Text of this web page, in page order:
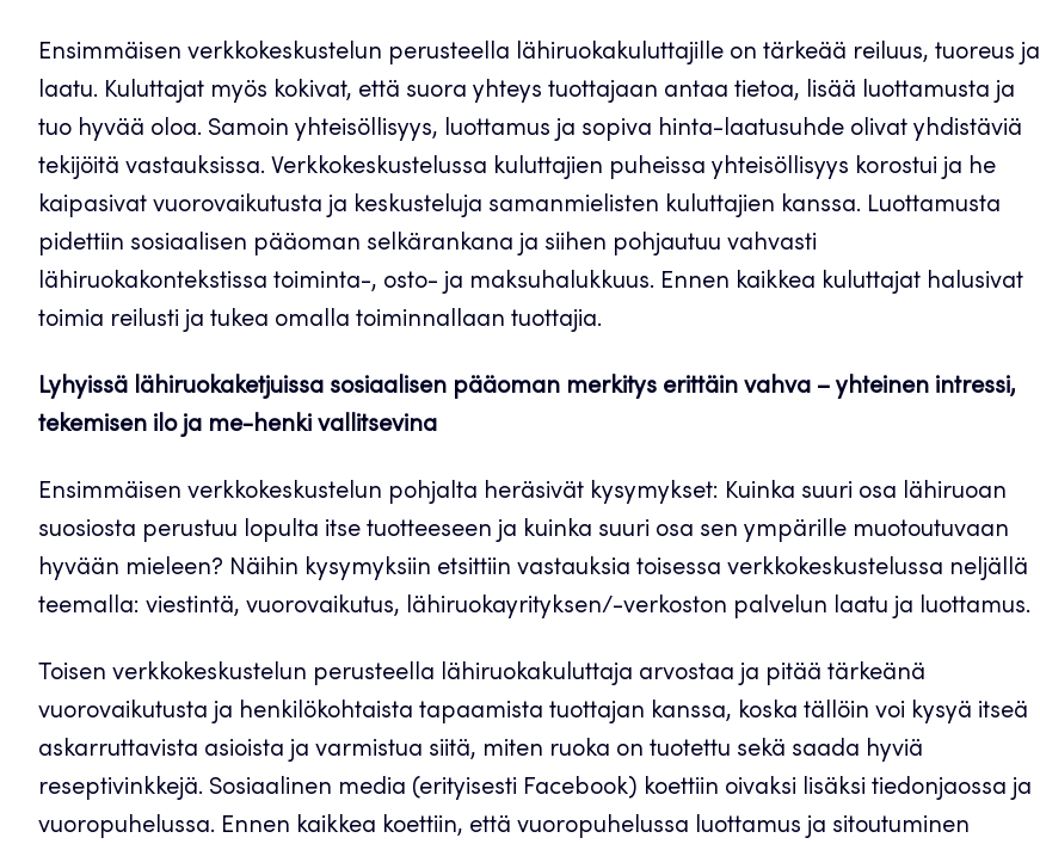
Ensimmäisen verkkokeskustelun perusteella lähiruokakuluttajille on tärkeää reiluus, tuoreus ja
laatu. Kuluttajat myös kokivat, että suora yhteys tuottajaan antaa tietoa, lisää luottamusta ja
tuo hyvää oloa. Samoin yhteisöllisyys, luottamus ja sopiva hinta-laatusuhde olivat yhdistäviä
tekijöitä vastauksissa. Verkkokeskustelussa kuluttajien puheissa yhteisöllisyys korostui ja he
kaipasivat vuorovaikutusta ja keskusteluja samanmielisten kuluttajien kanssa. Luottamusta
pidettiin sosiaalisen pääoman selkärankana ja siihen pohjautuu vahvasti
lähiruokakontekstissa toiminta-, osto- ja maksuhalukkuus. Ennen kaikkea kuluttajat halusivat
toimia reilusti ja tukea omalla toiminnallaan tuottajia.
Lyhyissä lähiruokaketjuissa sosiaalisen pääoman merkitys erittäin vahva – yhteinen intressi,
tekemisen ilo ja me-henki vallitsevina
Ensimmäisen verkkokeskustelun pohjalta heräsivät kysymykset: Kuinka suuri osa lähiruoan
suosiosta perustuu lopulta itse tuotteeseen ja kuinka suuri osa sen ympärille muotoutuvaan
hyvään mieleen? Näihin kysymyksiin etsittiin vastauksia toisessa verkkokeskustelussa neljällä
teemalla: viestintä, vuorovaikutus, lähiruokayrityksen/-verkoston palvelun laatu ja luottamus.
Toisen verkkokeskustelun perusteella lähiruokakuluttaja arvostaa ja pitää tärkeänä
vuorovaikutusta ja henkilökohtaista tapaamista tuottajan kanssa, koska tällöin voi kysyä itseä
askarruttavista asioista ja varmistua siitä, miten ruoka on tuotettu sekä saada hyviä
reseptivinkkejä. Sosiaalinen media (erityisesti Facebook) koettiin oivaksi lisäksi tiedonjaossa ja
vuoropuhelussa. Ennen kaikkea koettiin, että vuoropuhelussa luottamus ja sitoutuminen